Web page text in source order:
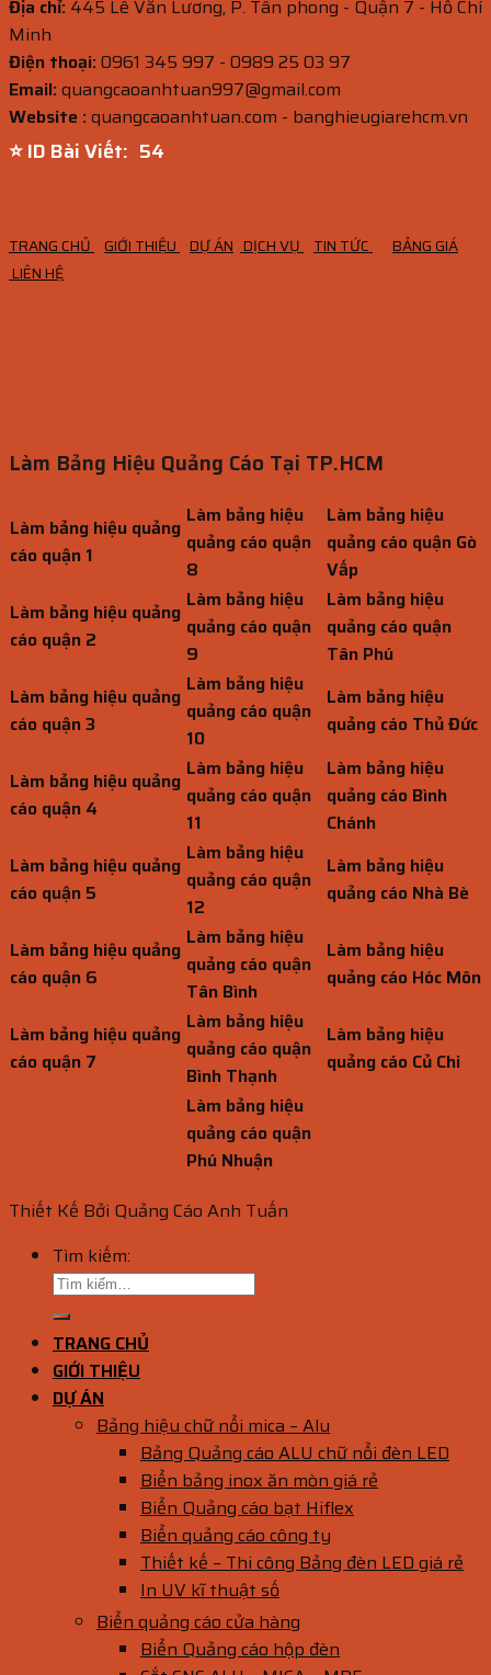
Địa chỉ: 445 Lê Văn Lương, P. Tân phong - Quận 7 - Hồ Chí
Minh
Điện thoại:0961 345 997 - 0989 25 03 97
Email:quangcaoanhtuan997@gmail.com
Website :quangcaoanhtuan.com - banghieugiarehcm.vn
⭐ ID Bài Viết: 52
TRANG CHỦ GIỚI THIỆU DỰ ÁN DỊCH VỤ TIN TỨC
BẢNG GIÁ
LIÊN HỆ
Làm Bảng Hiệu Quảng Cáo Tại TP.HCM
Làm bảng hiệu quảng
cáo quận 1
Làm bảng hiệu
quảng cáo quận
8
Làm bảng hiệu
quảng cáo quận Gò
Vấp
Làm bảng hiệu quảng
cáo quận 2
Làm bảng hiệu
quảng cáo quận
9
Làm bảng hiệu
quảng cáo quận
Tân Phú
Làm bảng hiệu quảng
cáo quận 3
Làm bảng hiệu
quảng cáo quận
10
Làm bảng hiệu
quảng cáo Thủ Đức
Làm bảng hiệu quảng
cáo quận 4
Làm bảng hiệu
quảng cáo quận
11
Làm bảng hiệu
quảng cáo Bình
Chánh
Làm bảng hiệu quảng
cáo quận 5
Làm bảng hiệu
quảng cáo quận
12
Làm bảng hiệu
quảng cáo Nhà Bè
Làm bảng hiệu quảng
cáo quận 6
Làm bảng hiệu
quảng cáo quận
Tân Bình
Làm bảng hiệu
quảng cáo Hóc Môn
Làm bảng hiệu quảng
cáo quận 7
Làm bảng hiệu
quảng cáo quận
Bình Thạnh
Làm bảng hiệu
quảng cáo Củ Chi
Làm bảng hiệu
quảng cáo quận
Phú Nhuận
Thiết Kế Bởi Quảng Cáo Anh Tuấn
Tìm kiếm:
TRANG CHỦ
GIỚI THIỆU
DỰ ÁN
Bảng hiệu chữ nổi mica – Alu
Bảng Quảng cáo ALU chữ nổi đèn LED
Biển bảng inox ăn mòn giá rẻ
Biển Quảng cáo bạt Hiflex
Biển quảng cáo công ty
Thiết kế – Thi công Bảng đèn LED giá rẻ
In UV kĩ thuật số
Biển quảng cáo cửa hàng
Biển Quảng cáo hộp đèn